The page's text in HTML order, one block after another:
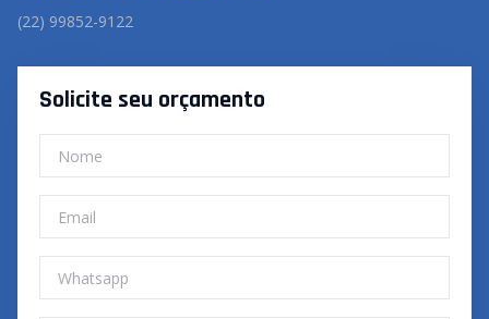
(22) 99852-9122
Solicite seu orçamento